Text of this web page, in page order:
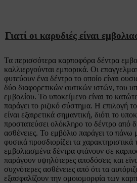
Γιατί οι καρυδιές είναι
Τα περισσότερα καρποφόρα δέντρα
καλλιεργούνται εμπορικά. Οι
φυτεύουν ένα δέντρο το οποίο είναι
δύο διαφορετικών φυτικών ιστών, του
εμβολίου. Το υποκείμενο είναι το
παράγει το ριζικό σύστημα. Η επιλογή
είναι εξαιρετικά σημαντική, διότι το
προστατεύσει ολόκληρο το δέντρο από
ασθένειες. Το εμβόλιο παράγει το πάνω
φυσικά προσδιορίζει τα
εμβολιασμένα δέντρα φτάνουν σε
παράγουν υψηλότερες αποδόσεις και
συχνότερες ασθένειες από ότι τα
εξασφαλίζουν την ομοιομορφία των